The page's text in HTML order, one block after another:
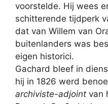
voorstelde. Hij wees
schitterende tijdperk
dat van Willem van
buitenlanders was
eigen historici.
Gachard bleef in
hij in 1826 werd
archiviste-adjoint van